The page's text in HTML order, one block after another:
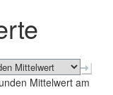
schließen
Mittelwert am